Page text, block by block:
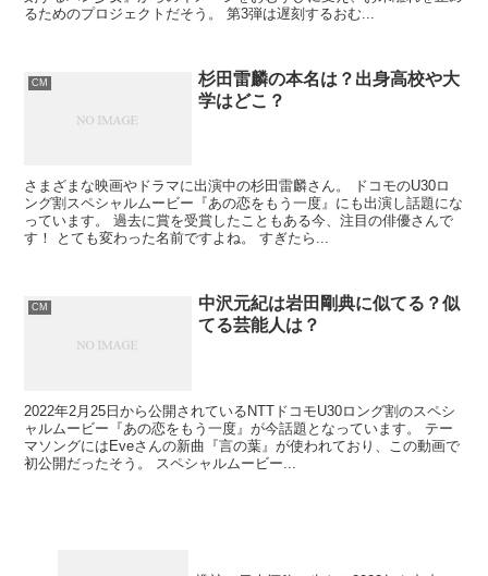
るためのプロジェクトだそう。 第3弾は遅刻するおむ...
CM
杉田雷麟の本名は？出身高校や大
学はどこ？
さまざまな映画やドラマに出演中の杉田雷麟さん。 ドコモのU30ロ
ング割スペシャルムービー『あの恋をもう一度』にも出演し話題にな
っています。 過去に賞を受賞したこともある今、注目の俳優さんで
す！ とても変わった名前ですよね。 すぎたら...
CM
中沢元紀は岩田剛典に似てる？似
てる芸能人は？
2022年2月25日から公開されているNTTドコモU30ロング割のスペシ
ャルムービー『あの恋をもう一度』が今話題となっています。 テー
マソングにはEveさんの新曲『言の葉』が使われており、この動画で
初公開だったそう。 スペシャルムービー...